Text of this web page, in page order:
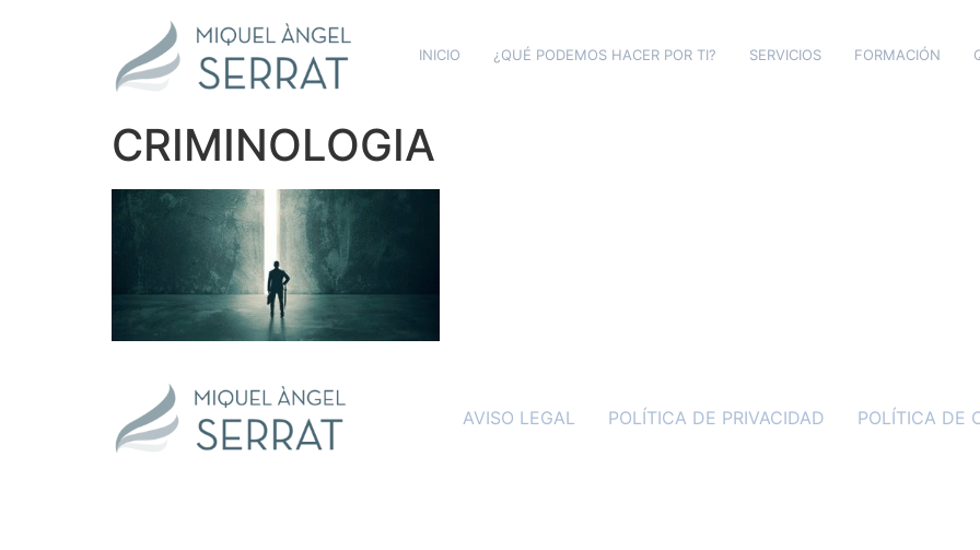
INICIO ¿QUÉ PODEMOS HACER POR TI? SERVICIOS FORMACIÓN
CRIMINOLOGIA
AVISO LEGAL POLÍTICA DE PRIVACIDAD POLÍTICA DE